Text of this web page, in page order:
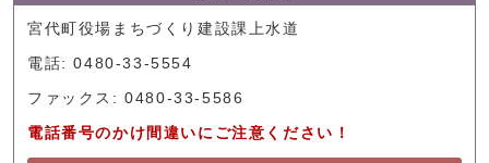
宮代町役場まちづくり建設課上水道
電話: 0480-33-5554
ファックス: 0480-33-5586
電話番号のかけ間違いにご注意ください！